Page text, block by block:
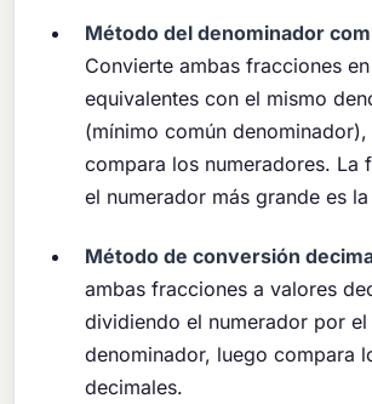
Método del denominador
Convierte ambas fracciones
equivalentes con el mismo
(mínimo común denominador),
compara los numeradores. La
el numerador más grande es
Método de conversión
ambas fracciones a valores
dividiendo el numerador por el
denominador, luego compara
decimales.